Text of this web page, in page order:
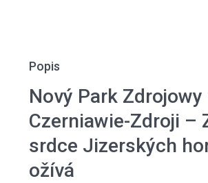
Popis
Nový Park Zdrojowy
Czerniawie-Zdroji –
srdce Jizerských
ožívá